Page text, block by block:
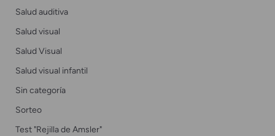
Salud auditiva
Salud visual
Salud Visual
Salud visual infantil
Sin categoría
Sorteo
Test "Rejilla de Amsler"